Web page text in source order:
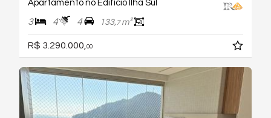
Apartamento no Edifício Ilha Sul
3 4 4 133,7m²
R$ 3.290.000,00